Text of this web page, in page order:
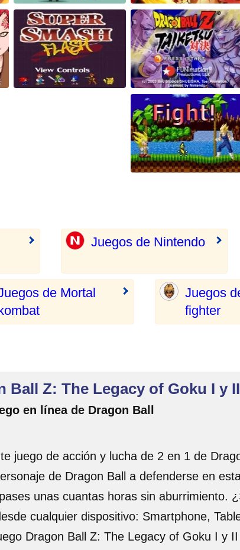
Juegos de Nintendo
de Mortal
Juegos
fighter
Ball Z: The Legacy of Goku I y
en línea de Dragon Ball
juego de acción y lucha de 2 en 1 de
de Dragon Ball a defenderse en
unas cuantas horas sin aburrimiento.
cualquier dispositivo: Smartphone,
Dragon Ball Z: The Legacy of Goku I y